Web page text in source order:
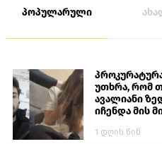
პოპულარული
უთხრა, რომ
ავალიანი
იჩენდა მის
თავს
1 დღის წინ